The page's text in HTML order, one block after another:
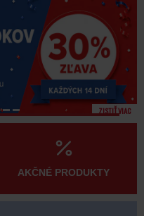
Výrobca z USA | Od roku 1924
DD PNEU je autorizovaný predajca
AKČNÉ PRODUKTY